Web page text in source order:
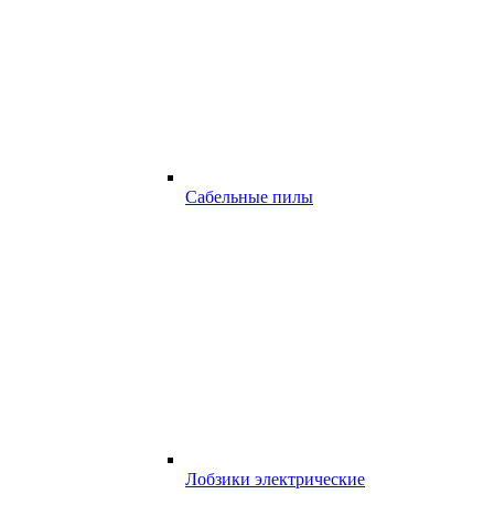
Сабельные пилы
Лобзики электрические